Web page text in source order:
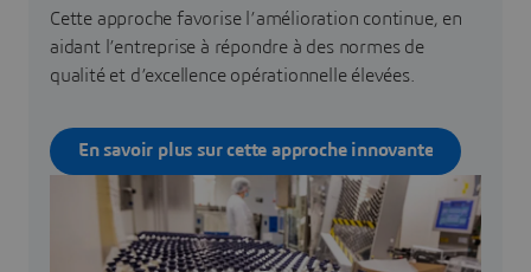
Cette approche favorise l’amélioration continue, en
aidant l’entreprise à répondre à des normes de
qualité et d’excellence opérationnelle élevées.
En savoir plus sur cette approche innovante